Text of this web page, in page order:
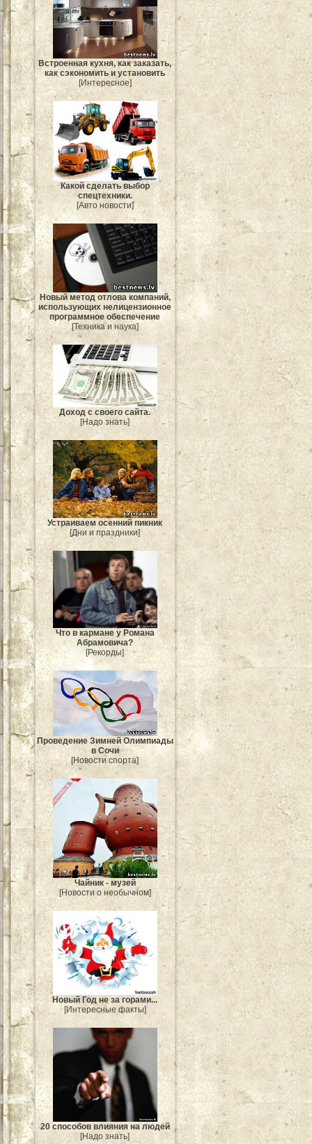
Встроенная кухня, как заказать,
как сэкономить и установить
[Интересное]
Какой сделать выбор
спецтехники.
[Авто новости]
Новый метод отлова компаний,
использующих нелицензионное
программное обеспечение
[Техника и наука]
Доход с своего сайта.
[Надо знать]
Устраиваем осенний пикник
[Дни и праздники]
Что в кармане у Романа
Абрамовича?
[Рекорды]
Проведение Зимней Олимпиады
в Сочи
[Новости спорта]
Чайник - музей
[Новости о необычном]
Новый Год не за горами...
[Интересные факты]
20 способов влияния на людей
[Надо знать]